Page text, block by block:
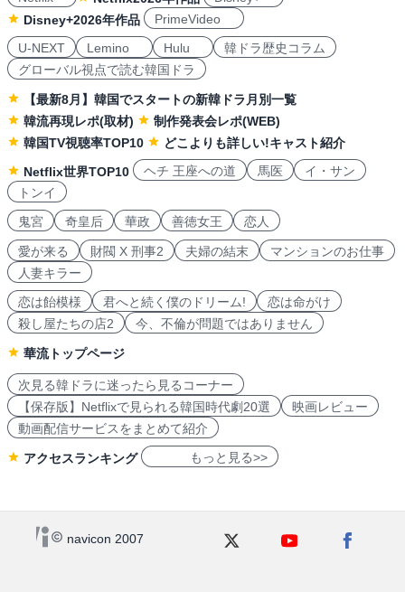
Disney+2026年作品
PrimeVideo
U-NEXT
Lemino Hulu
韓ドラ歴史コラム
グローバル視点で読む韓国ドラ
【最新8月】韓国でスタートの新韓ドラ月別一覧
韓流再現レポ(取材)
制作発表会レポ(WEB)
韓国TV視聴率TOP10
どこよりも詳しい!キャスト紹介
Netflix世界TOP10
ヘチ 王座への道 馬医
イ・サン
トンイ
鬼宮
奇皇后 華政 善徳女王 恋人
愛が来る 財閥 X 刑事2 夫婦の結末
マンションのお仕事
人妻キラー
恋は飴模様
君へと続く僕のドリーム!
恋は命がけ
殺し屋たちの店2
今、不倫が問題ではありません
華流トップページ
次見る韓ドラに迷ったら見るコーナー
【保存版】Netflixで見られる韓国時代劇20選
映画レビュー
動画配信サービスをまとめて紹介
アクセスランキング もっと見る>>
navicon 2007